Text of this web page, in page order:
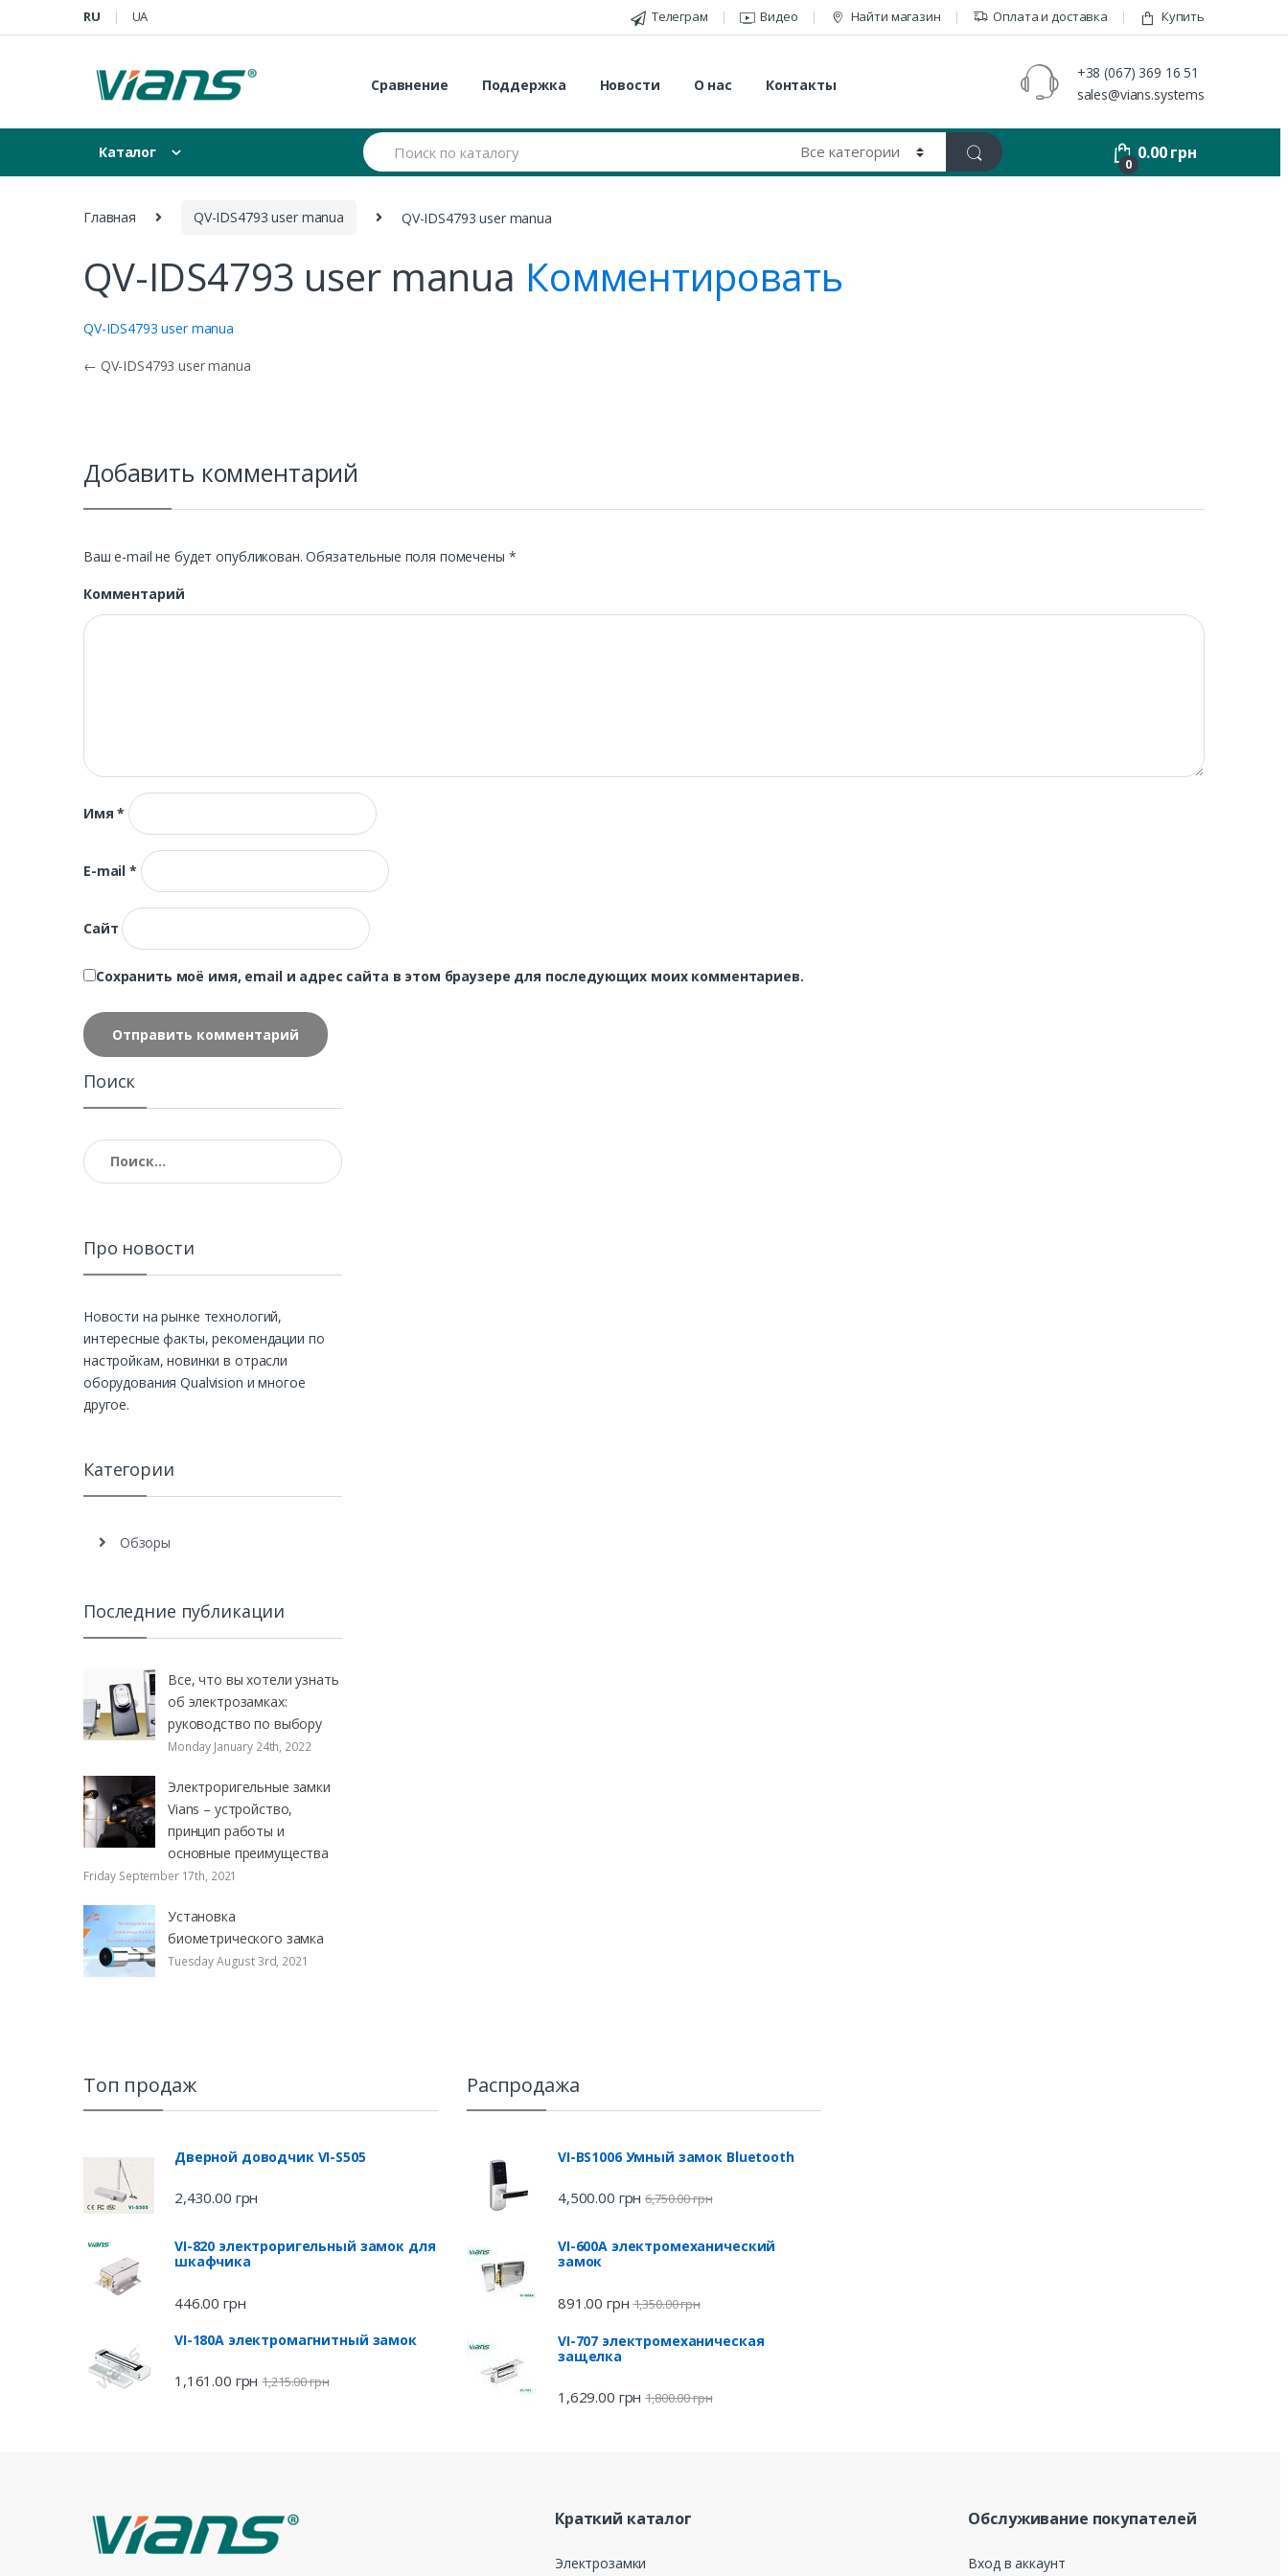
Skip to navigation
Skip to contentRU UA Телеграм Видео Найти магазин Оплата и доставка Купить
Сравнение Поддержка Новости О нас Контакты
+38 (067) 369 16 51
sales@vians.systems
Каталог
S
e
a
r
:
0
0.00грн
Главная QV-IDS4793 user manua QV-IDS4793 user manua
QV-IDS4793 user manua Комментировать
QV-IDS4793 user manua
Навигация по записям
← QV-IDS4793 user manua
Добавить комментарий
Ваш e-mail не будет опубликован. Обязательные поля помечены *
Комментарий
Имя*
E-mail*
Сайт
Сохранить моё имя, email и адрес сайта в этом браузере для последующих моих комментариев.
Поиск
Найти:
Про новости
Новости на рынке технологий,
интересные факты, рекомендации по
настройкам, новинки в отрасли
оборудования Qualvision и многое
другое.
Категории
Обзоры
Последние публикации
Все, что вы хотели узнать
об электрозамках:
руководство по выбору
Monday January 24th, 2022
Электроригельные замки
Vians – устройство,
принцип работы и
основные преимущества
Friday September 17th, 2021
Установка
биометрического замка
Tuesday August 3rd, 2021
Топ продаж
Дверной доводчик VI-S505
2,430.00 грн
VI-820 электроригельный замок для
шкафчика
446.00 грн
VI-180A электромагнитный замок
1,161.00 грн 1,215.00грн
Распродажа
VI-BS1006 Умный замок Bluetooth
4,500.00 грн 6,750.00грн
VI-600A электромеханический
замок
891.00 грн 1,350.00грн
VI-707 электромеханическая
защелка
1,629.00 грн 1,800.00грн
Краткий каталог
Электрозамки
Обслуживание покупателей
Вход в аккаунт